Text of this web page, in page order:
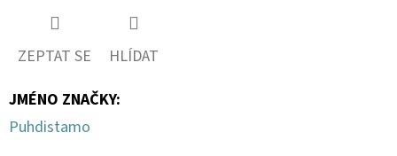
ZEPTAT SE
HLÍDAT
JMÉNO ZNAČKY:
Puhdistamo